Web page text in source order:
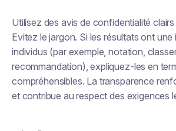
Utilisez des avis de confidentialité
Evitez le jargon. Si les résultats ont une
individus (par exemple, notation,
recommandation), expliquez-les en
compréhensibles. La transparence
et contribue au respect des exigences